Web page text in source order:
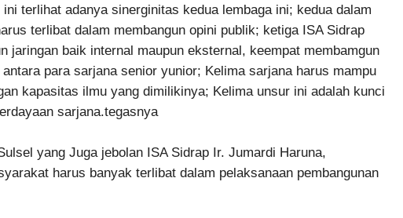
terlihat adanya sinerginitas kedua lembaga ini; kedua dalam
terlibat dalam membangun opini publik; ketiga ISA Sidrap
jaringan baik internal maupun eksternal, keempat membamgun
para sarjana senior yunior; Kelima sarjana harus mampu
kapasitas ilmu yang dimilikinya; Kelima unsur ini adalah kunci
sarjana.tegasnya
yang Juga jebolan ISA Sidrap Ir. Jumardi Haruna,
harus banyak terlibat dalam pelaksanaan pembangunan